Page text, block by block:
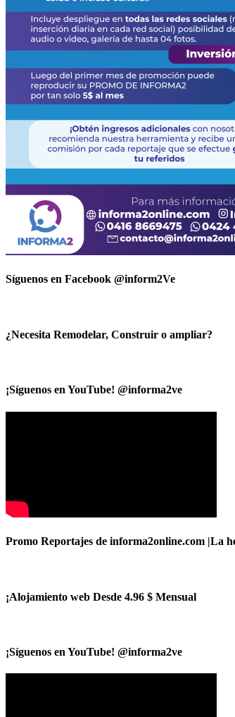
Síguenos en Facebook @inform2Ve
¿Necesita Remodelar, Construir o ampliar?
¡Síguenos en YouTube! @informa2ve
Promo Reportajes de informa2online.com |La
¡Alojamiento web Desde 4.96 $ Mensual
¡Síguenos en YouTube! @informa2ve